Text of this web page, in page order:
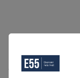
Oops, Ett fel